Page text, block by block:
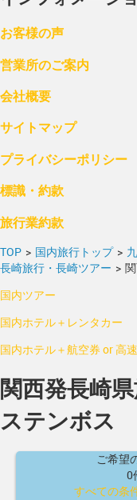
お客様の声
営業所のご案内
会社概要
サイトマップ
プライバシーポリシー
標識・約款
旅行業約款
TOP > 国内旅行トップ >
長崎旅行・長崎ツアー >
国内ツアー
国内ホテル＋レンタカー
国内ホテル＋航空券 or 高
関西発長崎
ステンボス
ご希望
0
すべての条